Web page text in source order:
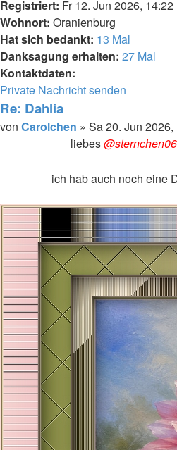
Registriert: Fr 12. Jun 2026, 14:22
Wohnort: Oranienburg
Hat sich bedankt: 13 Mal
Danksagung erhalten: 27 Mal
Kontaktdaten:
Kontaktdaten
von
Carolchen
Private Nachricht senden
Re: Dahlia
Melden
Zitieren
Beitrag
von Carolchen » Sa 20. Jun 2026,
liebes@sternchen06
ich hab auch noch eine